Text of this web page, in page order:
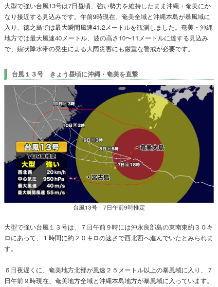
大型で強い台風13号は7日昼頃、強い勢力を維持したまま沖縄・奄美にか
なり接近する見込みです。午前9時現在、奄美全域と沖縄本島が暴風域に
入り、徳之島では最大瞬間風速41.2メートルを観測しました。奄美・沖縄
地方では最大風速40メートル、波の高さ10〜11メートルに達する見込み
で、線状降水帯の発生による大雨災害にも厳重な警戒が必要です。
台風１３号 きょう昼頃に沖縄・奄美を直撃
台風13号 7日午前9時推定
大型で強い台風１３号は、７日午前９時には沖永良部島の東南東約３０キ
ロにあって、１時間に約２０キロの速さで西北西へ進んでいたとみられま
す。
６日夜遅くに、奄美地方北部が風速２５メートル以上の暴風域に入り、７
日午前９時現在、奄美地方全域と沖縄本島地方が暴風域に入っています。